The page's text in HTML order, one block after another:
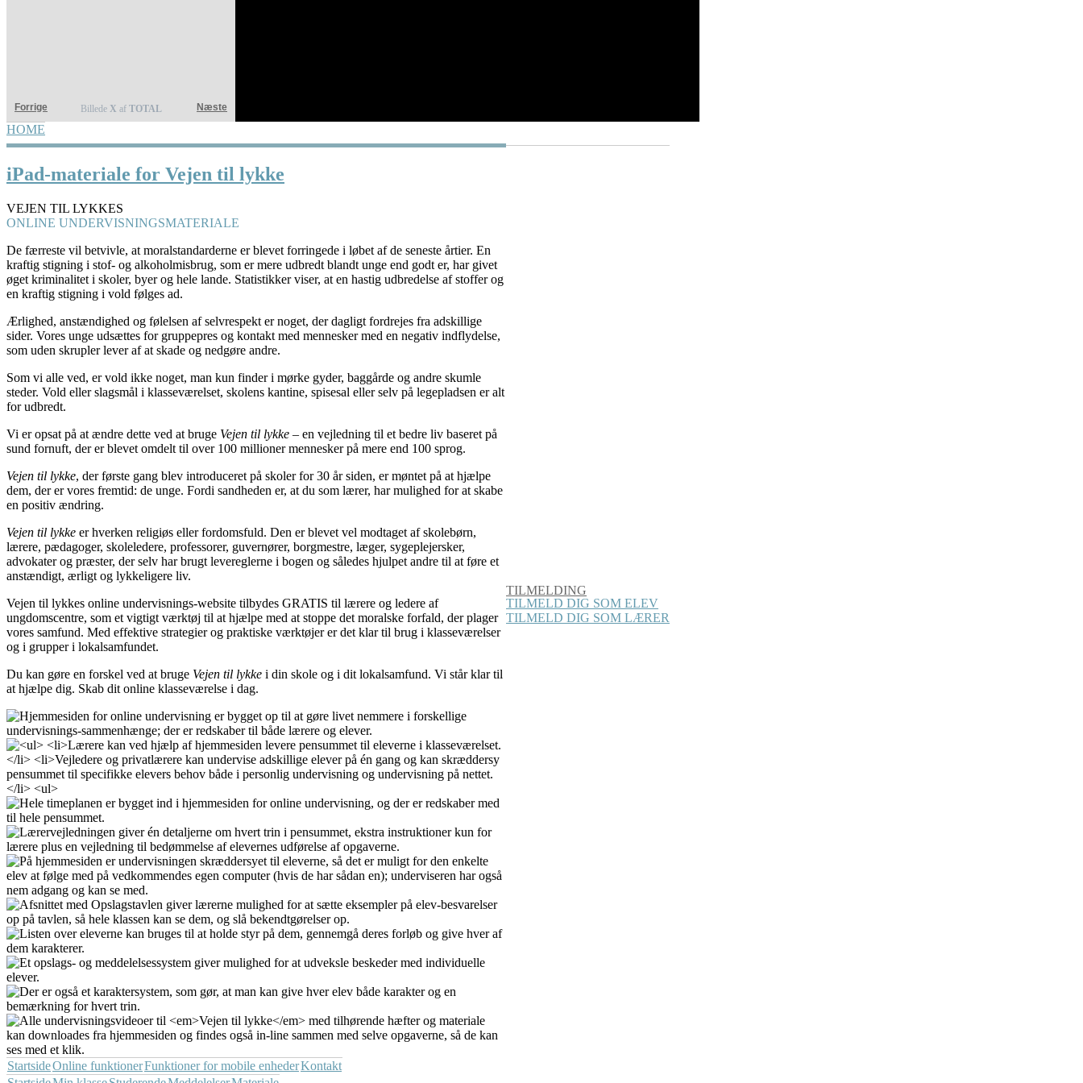
Billede X af TOTAL
Forrige Næste
YOU ARE HERE
HOME
iPad-materiale for Vejen til lykke
VEJEN TIL LYKKES
ONLINE UNDERVISNINGSMATERIALE
De færreste vil betvivle, at moralstandarderne er blevet forringede i løbet af de seneste årtier. En
kraftig stigning i stof- og alkoholmisbrug, som er mere udbredt blandt unge end godt er, har givet
øget kriminalitet i skoler, byer og hele lande. Statistikker viser, at en hastig udbredelse af stoffer og
en kraftig stigning i vold følges ad.
Ærlighed, anstændighed og følelsen af selvrespekt er noget, der dagligt fordrejes fra adskillige
sider. Vores unge udsættes for gruppepres og kontakt med mennesker med en negativ indflydelse,
som uden skrupler lever af at skade og nedgøre andre.
Som vi alle ved, er vold ikke noget, man kun finder i mørke gyder, baggårde og andre skumle
steder. Vold eller slagsmål i klasseværelset, skolens kantine, spisesal eller selv på legepladsen er alt
for udbredt.
Vi er opsat på at ændre dette ved at bruge Vejen til lykke – en vejledning til et bedre liv baseret på
sund fornuft, der er blevet omdelt til over 100 millioner mennesker på mere end 100 sprog.
Vejen til lykke, der første gang blev introduceret på skoler for 30 år siden, er møntet på at hjælpe
dem, der er vores fremtid: de unge. Fordi sandheden er, at du som lærer, har mulighed for at skabe
en positiv ændring.
Vejen til lykke er hverken religiøs eller fordomsfuld. Den er blevet vel modtaget af skolebørn,
lærere, pædagoger, skoleledere, professorer, guvernører, borgmestre, læger, sygeplejersker,
advokater og præster, der selv har brugt levereglerne i bogen og således hjulpet andre til at føre et
anstændigt, ærligt og lykkeligere liv.
Vejen til lykkes online undervisnings-website tilbydes GRATIS til lærere og ledere af
ungdomscentre, som et vigtigt værktøj til at hjælpe med at stoppe det moralske forfald, der plager
vores samfund. Med effektive strategier og praktiske værktøjer er det klar til brug i klasseværelser
og i grupper i lokalsamfundet.
Du kan gøre en forskel ved at bruge Vejen til lykke i din skole og i dit lokalsamfund. Vi står klar til
at hjælpe dig. Skab dit online klasseværelse i dag.
TILMELDING
TILMELD DIG SOM ELEV
TILMELD DIG SOM LÆRER
StartsideOnline funktionerFunktioner for mobile enhederKontakt